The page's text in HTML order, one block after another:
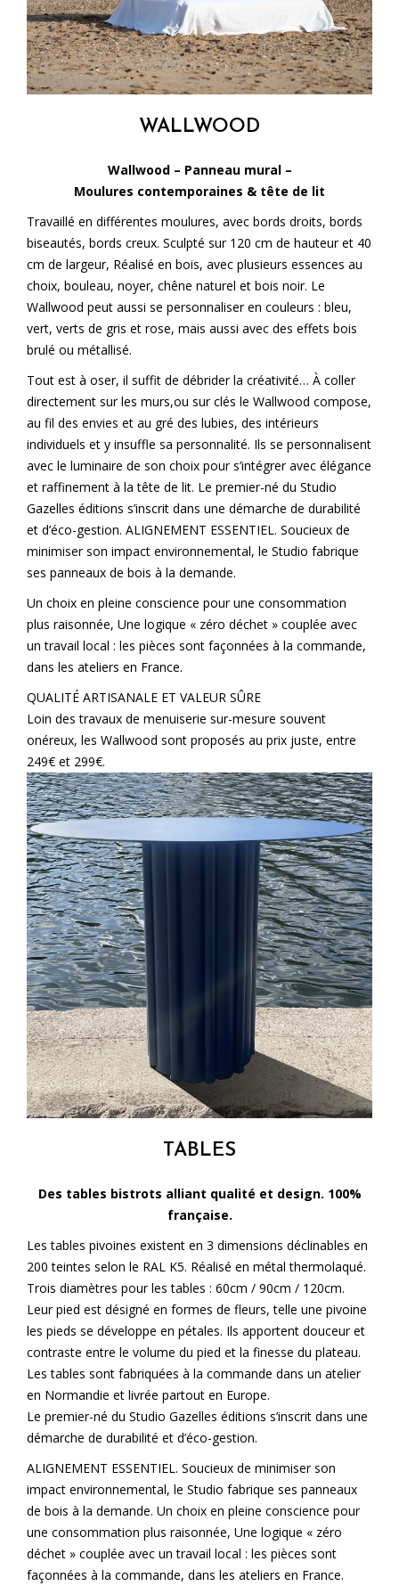
WALLWOOD
Wallwood – Panneau mural –
Moulures contemporaines & tête de lit
Travaillé en différentes moulures, avec bords droits, bords
biseautés, bords creux. Sculpté sur 120 cm de hauteur et 40
cm de largeur, Réalisé en bois, avec plusieurs essences au
choix, bouleau, noyer, chêne naturel et bois noir. Le
Wallwood peut aussi se personnaliser en couleurs : bleu,
vert, verts de gris et rose, mais aussi avec des effets bois
brulé ou métallisé.
Tout est à oser, il suffit de débrider la créativité… À coller
directement sur les murs,ou sur clés le Wallwood compose,
au fil des envies et au gré des lubies, des intérieurs
individuels et y insuffle sa personnalité. Ils se personnalisent
avec le luminaire de son choix pour s’intégrer avec élégance
et raffinement à la tête de lit. Le premier-né du Studio
Gazelles éditions s’inscrit dans une démarche de durabilité
et d’éco-gestion. ALIGNEMENT ESSENTIEL. Soucieux de
minimiser son impact environnemental, le Studio fabrique
ses panneaux de bois à la demande.
Un choix en pleine conscience pour une consommation
plus raisonnée, Une logique « zéro déchet » couplée avec
un travail local : les pièces sont façonnées à la commande,
dans les ateliers en France.
QUALITÉ ARTISANALE ET VALEUR SÛRE
Loin des travaux de menuiserie sur-mesure souvent
onéreux, les Wallwood sont proposés au prix juste, entre
249€ et 299€.
TABLES
Des tables bistrots alliant qualité et design. 100%
française.
Les tables pivoines existent en 3 dimensions déclinables en
200 teintes selon le RAL K5. Réalisé en métal thermolaqué.
Trois diamètres pour les tables : 60cm / 90cm / 120cm.
Leur pied est désigné en formes de fleurs, telle une pivoine
les pieds se développe en pétales. Ils apportent douceur et
contraste entre le volume du pied et la finesse du plateau.
Les tables sont fabriquées à la commande dans un atelier
en Normandie et livrée partout en Europe.
Le premier-né du Studio Gazelles éditions s’inscrit dans une
démarche de durabilité et d’éco-gestion.
ALIGNEMENT ESSENTIEL. Soucieux de minimiser son
impact environnemental, le Studio fabrique ses panneaux
de bois à la demande. Un choix en pleine conscience pour
une consommation plus raisonnée, Une logique « zéro
déchet » couplée avec un travail local : les pièces sont
façonnées à la commande, dans les ateliers en France.